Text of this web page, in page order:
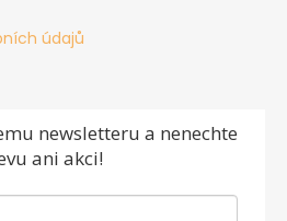
údajů
newsletteru a nenechte
ani akci!